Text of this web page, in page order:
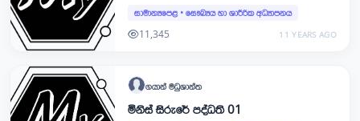
සාමාන්‍යපෙළ • සෞඛ්‍යය හා ශාරීරික අධ්‍යාපනය
11,345 11 YEARS AGO
ගයාන් මධුශාන්ත
මිනිස් සිරුරේ පද්ධති 01